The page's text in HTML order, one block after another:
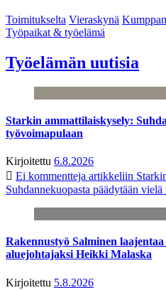
Toimitukselta Vieraskynä
Työpaikat & työelämä
Työelämän uutisia
Starkin ammattilaiskysely:
työvoimapulaan
Kirjoitettu 6.8.2026
Ei kommentteja artikkeliin
Suhdannekuopasta päädytään
Rakennustyö Salminen
aluejohtajaksi Heikki Malaska
Kirjoitettu 5.8.2026